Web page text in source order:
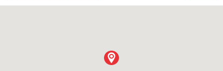
FILM
LOCATION